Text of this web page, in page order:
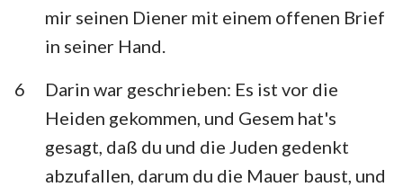
mir seinen Diener mit einem offenen Brief
in seiner Hand.
6
Darin war geschrieben: Es ist vor die
Heiden gekommen, und Gesem hat's
gesagt, daß du und die Juden gedenkt
abzufallen, darum du die Mauer baust, und